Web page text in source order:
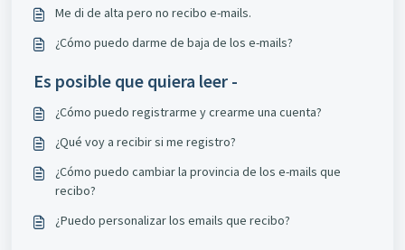
Me di de alta pero no recibo e-mails.
¿Cómo puedo darme de baja de los e-mails?
Es posible que quiera leer -
¿Cómo puedo registrarme y crearme una cuenta?
¿Qué voy a recibir si me registro?
¿Cómo puedo cambiar la provincia de los e-mails que
recibo?
¿Puedo personalizar los emails que recibo?